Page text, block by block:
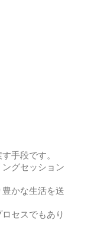
手段です。
グセッション
かな生活を送
セスでもあり